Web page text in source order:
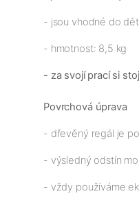
- jsou vhodné do
- hmotnost: 8,5 kg
- za svojí prací si
Povrchová úprava
- dřevěný regál je
- výsledný odstín
- vždy používáme